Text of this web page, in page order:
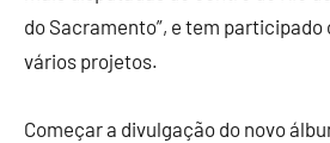
do Sacramento”, e tem participado
vários projetos.
Começar a divulgação do novo